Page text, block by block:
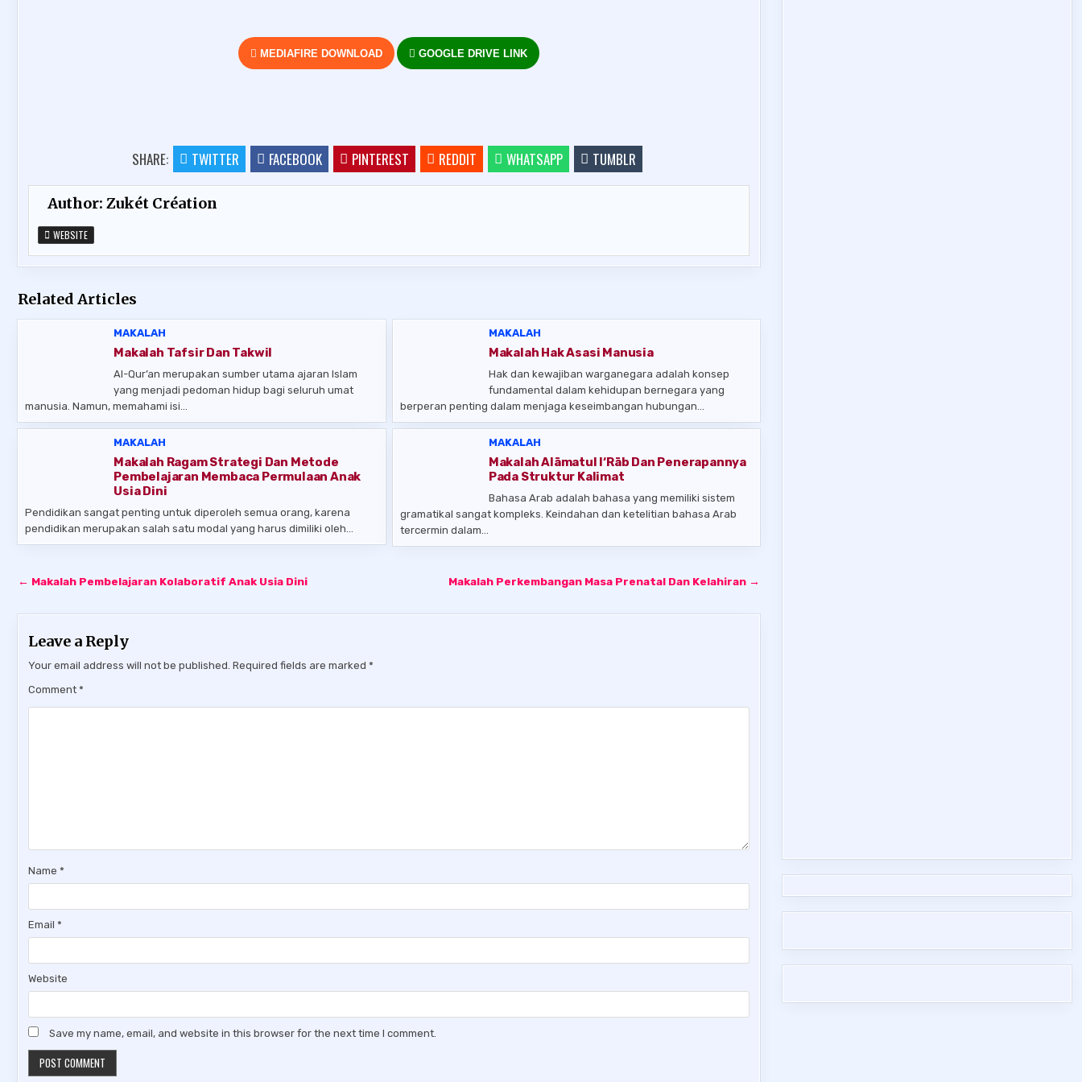
MEDIAFIRE DOWNLOAD GOOGLE DRIVE LINK
SHARE: TWITTER FACEBOOK PINTEREST REDDIT WHATSAPP TUMBLR
Author:Zukét Création
WEBSITE
Related Articles
MAKALAH
Makalah Tafsir Dan Takwil
Al-Qur’an merupakan sumber utama ajaran Islam
yang menjadi pedoman hidup bagi seluruh umat
manusia. Namun, memahami isi…
MAKALAH
Makalah Hak Asasi Manusia
Hak dan kewajiban warganegara adalah konsep
fundamental dalam kehidupan bernegara yang
berperan penting dalam menjaga keseimbangan hubungan…
MAKALAH
Makalah Ragam Strategi Dan Metode
Pembelajaran Membaca Permulaan Anak
Usia Dini
Pendidikan sangat penting untuk diperoleh semua orang, karena
pendidikan merupakan salah satu modal yang harus dimiliki oleh…
MAKALAH
Makalah Alāmatul I‘Rāb Dan Penerapannya
Pada Struktur Kalimat
Bahasa Arab adalah bahasa yang memiliki sistem
gramatikal sangat kompleks. Keindahan dan ketelitian bahasa Arab
tercermin dalam…
Post Makalah Perkembangan Masa Prenatal Dan Kelahiran →
← Makalah Pembelajaran Kolaboratif Anak Usia Dini
Leave a Reply
Your email address will not be published. Required fields are marked*
Comment*
Name*
Email*
Website
Save my name, email, and website in this browser for the next time I comment.